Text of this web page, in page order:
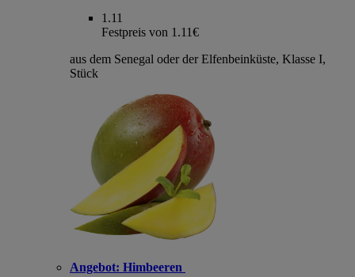
1.11
Festpreis von 1.11€
aus dem Senegal oder der Elfenbeinküste, Klasse I,
Stück
Angebot: Himbeeren